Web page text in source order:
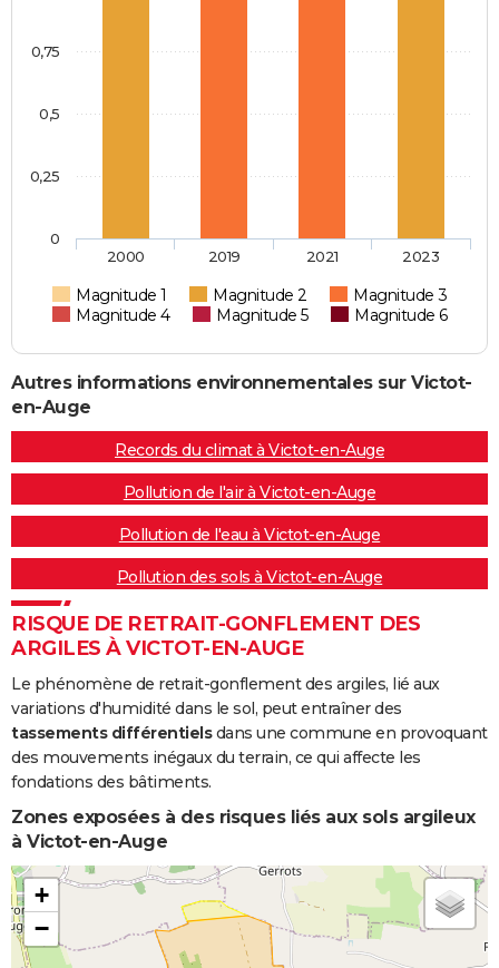
Magnitude 1 Magnitude 2
Magnitude 3
Magnitude 4
Magnitude 5 Magnitude 6
2000 2019 2021 2023
0
0,25
0,5
0,75
Autres informations environnementales sur Victot-
en-Auge
Records du climat à Victot-en-Auge
Pollution de l'air à Victot-en-Auge
Pollution de l'eau à Victot-en-Auge
Pollution des sols à Victot-en-Auge
RISQUE DE RETRAIT-GONFLEMENT DES
ARGILES À VICTOT-EN-AUGE
Le phénomène de retrait-gonflement des argiles, lié aux
variations d'humidité dans le sol, peut entraîner des
tassements différentielsdans une commune en provoquant
des mouvements inégaux du terrain, ce qui affecte les
fondations des bâtiments.
Zones exposées à des risques liés aux sols argileux
à Victot-en-Auge
+
−